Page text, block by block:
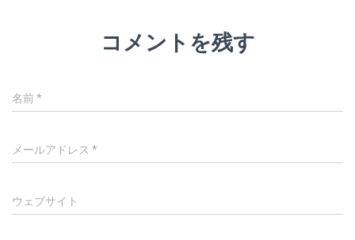
コメントを残す
名前*
メールアドレス *
ウェブサイト